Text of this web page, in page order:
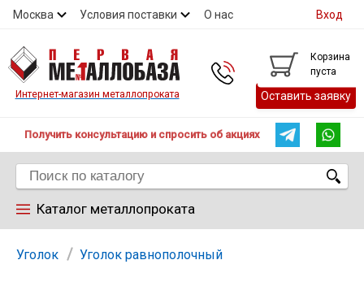
Москва Условия поставки О нас
Контакты
Вход
Интернет-магазин металлопроката
Корзина
пуста
Оставить заявку
Получить консультацию и спросить об акциях
Каталог металлопроката
Арматура
Уголок Уголок равнополочный